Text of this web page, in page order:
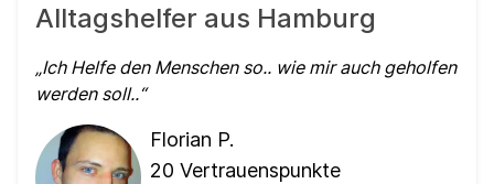
Alltagshelfer aus Hamburg
Ich Helfe den Menschen so.. wie mir auch geholfen
werden soll..
Florian P.
20 Vertrauenspunkte